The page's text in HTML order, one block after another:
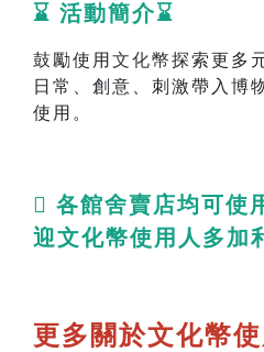
⌛ 活動簡介⌛
鼓勵使用 文化幣探索更多
日常、創意、刺激帶入博
使用。
 各館舍賣店均可使
迎文化幣使用人多加
更多關於文化幣